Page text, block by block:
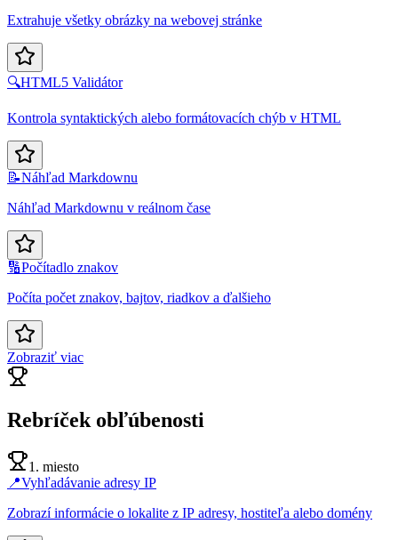
Extrahuje všetky obrázky na webovej stránke
🔍HTML5 Validátor
Kontrola syntaktických alebo formátovacích chýb v HTML
📝Náhľad Markdownu
Náhľad Markdownu v reálnom čase
🔢Počítadlo znakov
Počíta počet znakov, bajtov, riadkov a ďalšieho
Zobraziť viac
Rebríček obľúbenosti
1. miesto
📍Vyhľadávanie adresy IP
Zobrazí informácie o lokalite z IP adresy, hostiteľa alebo domény